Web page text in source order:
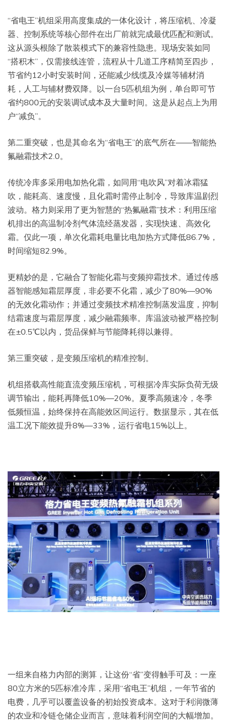
“省电王”机组采用高度集成的一体化设计，将压缩机、冷凝
器、控制系统等核心部件在出厂前就完成最优匹配和测试。
这从源头根除了散装模式下的兼容性隐患。现场安装如同
“搭积木”，仅需接线连管，流程从十几道工序精简至四步，
节省约12小时安装时间，还能减少线缆及冷媒等辅材消
耗，人工与辅材费双降。以一台5匹机组为例，单台即可节
省约800元的安装调试成本及大量时间。这是从起点上为用
户“减负”。
第二重突破，也是其命名为“省电王”的底气所在——智能热
氟融霜技术2.0。
传统冷库多采用电加热化霜，如同用“电吹风”对着冰霜猛
吹，能耗高、速度慢，且化霜时需停止制冷，导致库温剧烈
波动。格力则采用了更为智慧的“热氟融霜”技术：利用压缩
机排出的高温制冷剂气体流经蒸发器，实现快速、高效化
霜。仅此一项，单次化霜耗电量比电加热方式降低86.7%，
时间缩短82.9%。
更精妙的是，它融合了智能化霜与变频抑霜技术。通过传感
器智能感知霜层厚度，非必要不化霜，减少了80%—90%
的无效化霜动作；并通过变频技术精准控制蒸发温度，抑制
结霜速度与霜层厚度，减少融霜频率。库温波动被严格控制
在±0.5℃以内，货品保鲜与节能降耗得以兼得。
第三重突破，是变频压缩机的精准控制。
机组搭载高性能直流变频压缩机，可根据冷库实际负荷无级
调节输出，能耗再降低10%—20%。夏季高频速冷，冬季
低频恒温，始终保持在高能效区间运行。数据显示，其在低
温工况下能效提升8%—33%，运行省电15%以上。
一组来自格力内部的测算，让这份“省”变得触手可及：一座
80立方米的5匹标准冷库，采用“省电王”机组，一年节省的
电费，几乎可以覆盖设备的初始投资成本。这对于利润微薄
的农业和冷链仓储企业而言，意味着利润空间的大幅增加。